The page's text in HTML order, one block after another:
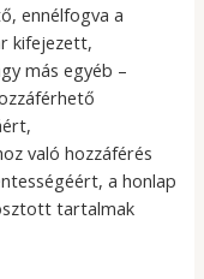
ennélfogva a
kifejezett,
más egyéb –
való hozzáférés
a honlap
tartalmak